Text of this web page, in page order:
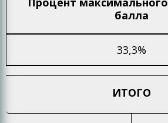
балла
33,3%
ИТОГО